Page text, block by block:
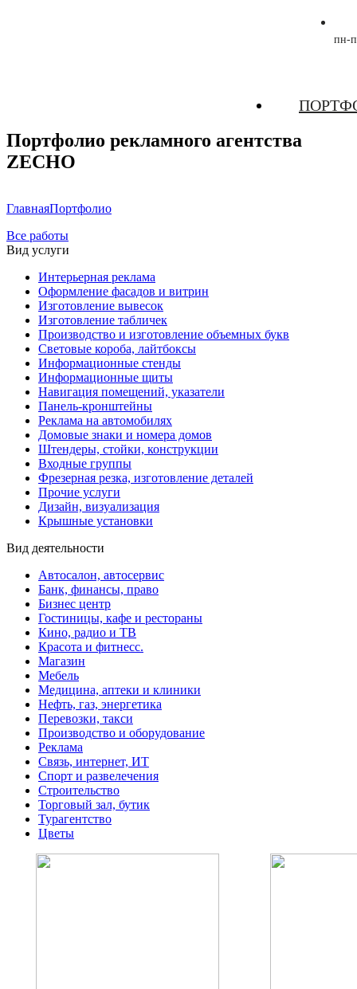
пн-
Портфолио рекламного агентства
ZECHO
ГлавнаяПортфолио
Все работы
Вид услуги
Интерьерная реклама
Оформление фасадов и витрин
Изготовление вывесок
Изготовление табличек
Производство и изготовление объемных букв
Световые короба, лайтбоксы
Информационные стенды
Информационные щиты
Навигация помещений, указатели
Панель-кронштейны
Реклама на автомобилях
Домовые знаки и номера домов
Штендеры, стойки, конструкции
Входные группы
Фрезерная резка, изготовление деталей
Прочие услуги
Дизайн, визуализация
Крышные установки
Вид деятельности
Автосалон, автосервис
Банк, финансы, право
Бизнес центр
Гостиницы, кафе и рестораны
Кино, радио и ТВ
Красота и фитнесс.
Магазин
Мебель
Медицина, аптеки и клиники
Нефть, газ, энергетика
Перевозки, такси
Производство и оборудование
Реклама
Связь, интернет, ИТ
Спорт и развелечения
Строительство
Торговый зал, бутик
Турагентство
Цветы